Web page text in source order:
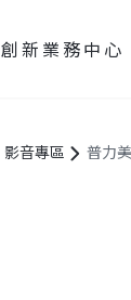
創新業務中心
影音專區 普力